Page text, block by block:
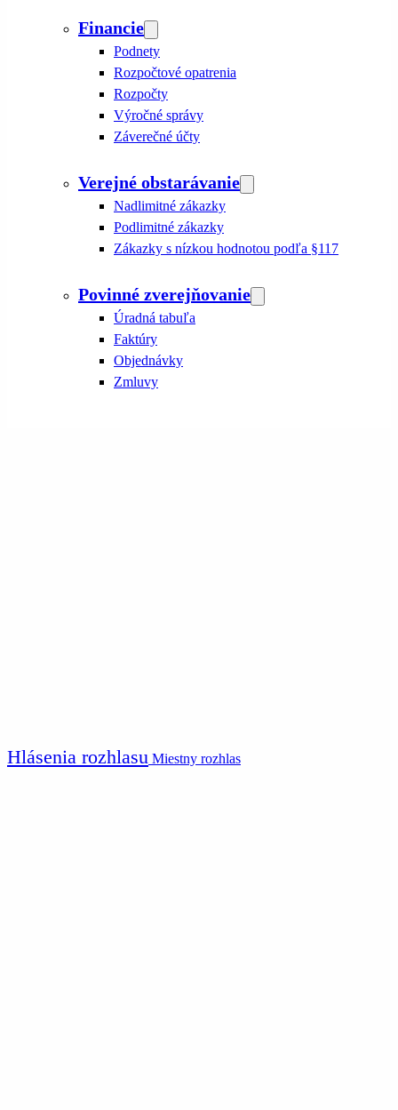
Financie
Podnety
Rozpočtové opatrenia
Rozpočty
Výročné správy
Záverečné účty
Verejné obstarávanie
Nadlimitné zákazky
Podlimitné zákazky
Zákazky s nízkou hodnotou podľa §117
Povinné zverejňovanie
Úradná tabuľa
Faktúry
Objednávky
Zmluvy
Hlásenia rozhlasu Miestny rozhlas